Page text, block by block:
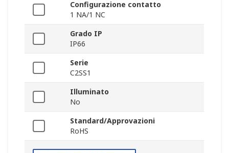
Configurazione contatto
1 NA/1 NC
Grado IP
IP66
Serie
C2SS1
Illuminato
No
Standard/Approvazioni
RoHS